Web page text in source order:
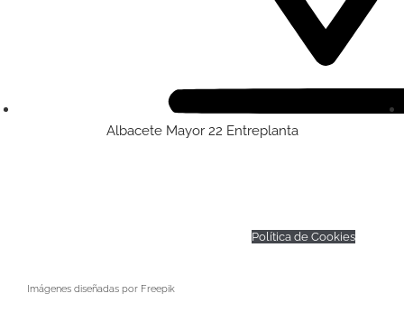
Albacete Mayor 22 Entreplanta
Política de Cookies
Imágenes diseñadas por Freepik